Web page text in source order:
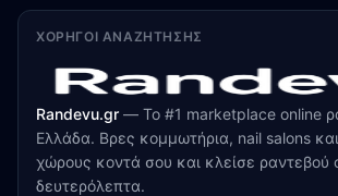
ΧΟΡΗΓΟΊ ΑΝΑΖΉΤΗΣΗΣ
Randevu.gr — Το #1 marketplace online
Ελλάδα. Βρες κομμωτήρια, nail salons
χώρους κοντά σου και κλείσε ραντεβού
δευτερόλεπτα.